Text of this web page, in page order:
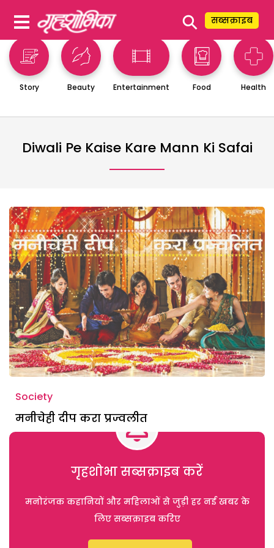
⚲ सब्सक्राइब
Story Beauty Entertainment Food Health
Diwali Pe Kaise Kare Mann Ki Safai
Society
मनीचेही दीप करा प्रज्वलीत
गृहशोभा सब्सक्राइब करें
मनोरंजक कहानियों और महिलाओं से जुड़ी हर नई खबर के
लिए सब्सक्राइब करिए